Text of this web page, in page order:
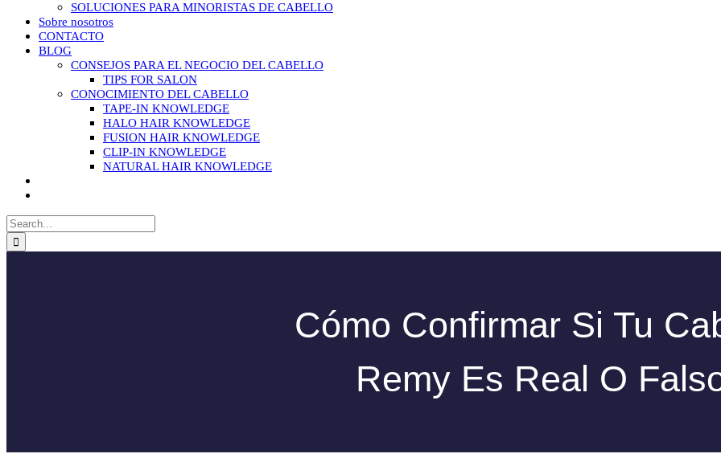
SOLUCIONES PARA MINORISTAS DE CABELLO
Sobre nosotros
CONTACTO
BLOG
CONSEJOS PARA EL NEGOCIO DEL CABELLO
TIPS FOR SALON
CONOCIMIENTO DEL CABELLO
TAPE-IN KNOWLEDGE
HALO HAIR KNOWLEDGE
FUSION HAIR KNOWLEDGE
CLIP-IN KNOWLEDGE
NATURAL HAIR KNOWLEDGE
Cómo Confirmar Si Tu
Remy Es Real O